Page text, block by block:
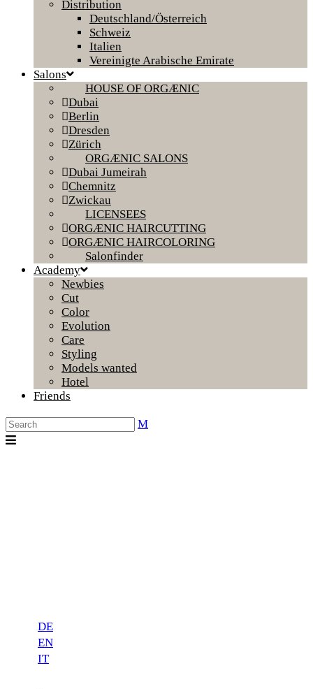
Distribution
Deutschland/Österreich
Schweiz
Italien
Vereinigte Arabische Emirate
Salons
HOUSE OF ORGÆNIC
Dubai
Berlin
Dresden
Zürich
ORGÆNIC SALONS
Dubai Jumeirah
Chemnitz
Zwickau
LICENSEES
ORGÆNIC HAIRCUTTING
ORGÆNIC HAIRCOLORING
Salonfinder
Academy
Newbies
Cut
Color
Evolution
Care
Styling
Models wanted
Hotel
Friends
DE
EN
IT